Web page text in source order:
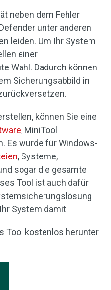
neben dem Fehler
unter anderen
leiden. Um Ihr System
einer
Wahl. Dadurch können
Sicherungsabbild in
können Sie eine
, MiniTool
Es wurde für Windows-
, Systeme,
sogar die gesamte
Tool ist auch dafür
System damit:
Tool kostenlos herunter